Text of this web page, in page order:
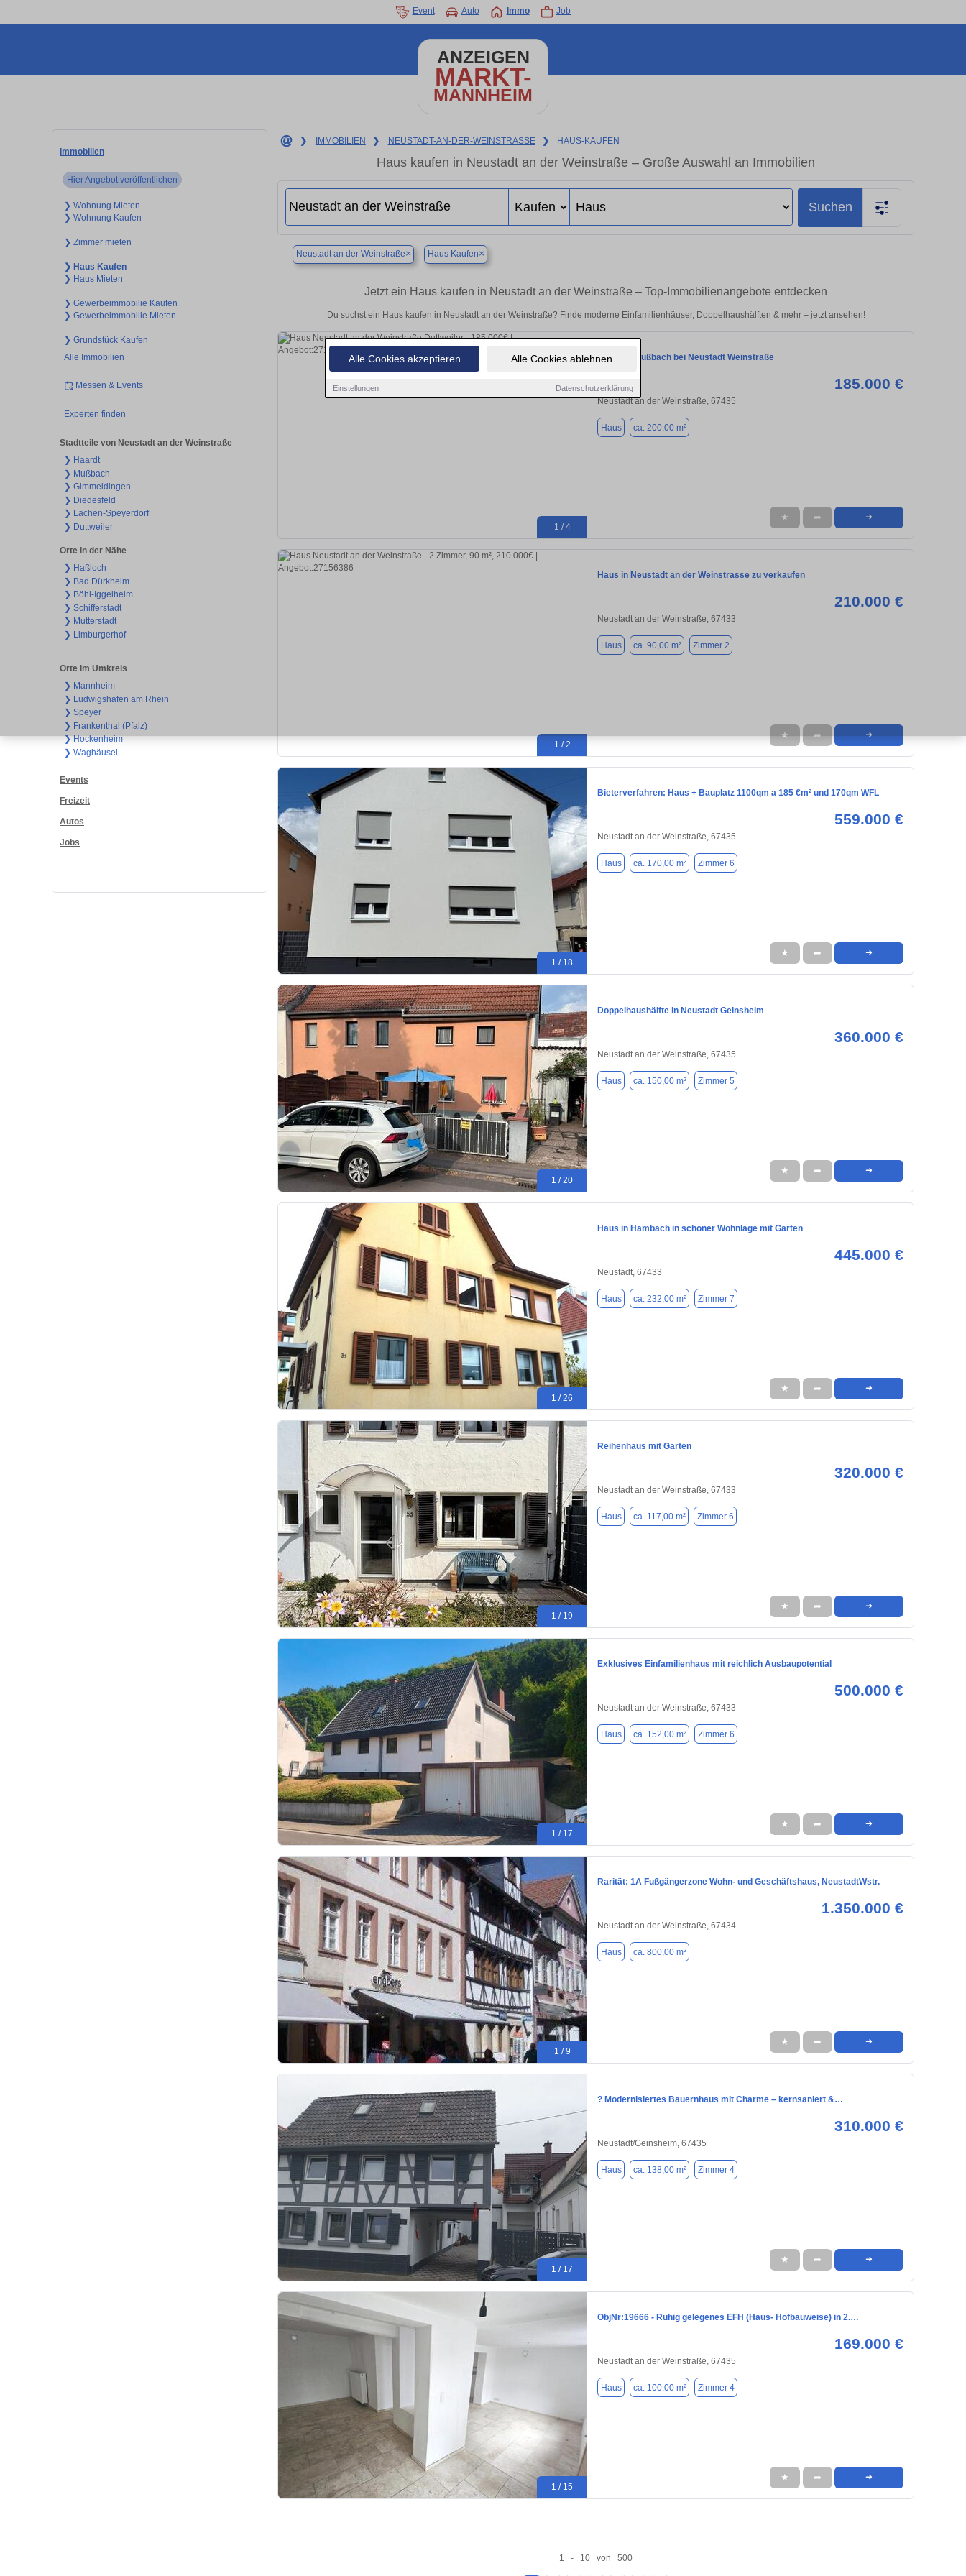
Alle Cookies akzeptieren Alle Cookies ablehnen
Einstellungen Datenschutzerklärung
Event Auto Immo Job
ANZEIGEN
MARKT-
MANNHEIM
Immobilien
Hier Angebot veröffentlichen
❯ Wohnung Mieten
❯ Wohnung Kaufen
❯ Zimmer mieten
❯ Haus Kaufen
❯ Haus Mieten
❯ Gewerbeimmobilie Kaufen
❯ Gewerbeimmobilie Mieten
❯ Grundstück Kaufen
Alle Immobilien
Messen & Events
Experten finden
Stadtteile von Neustadt an der Weinstraße
❯ Haardt
❯ Mußbach
❯ Gimmeldingen
❯ Diedesfeld
❯ Lachen-Speyerdorf
❯ Duttweiler
Orte in der Nähe
❯ Haßloch
❯ Bad Dürkheim
❯ Böhl-Iggelheim
❯ Schifferstadt
❯ Mutterstadt
❯ Limburgerhof
Orte im Umkreis
❯ Mannheim
❯ Ludwigshafen am Rhein
❯ Speyer
❯ Frankenthal (Pfalz)
❯ Hockenheim
❯ Waghäusel
Events
Freizeit
Autos
Jobs
❯ IMMOBILIEN ❯ NEUSTADT-AN-DER-WEINSTRASSE ❯ HAUS-KAUFEN
Haus kaufen in Neustadt an der Weinstraße – Große Auswahl an Immobilien
Suchen
Neustadt an der Weinstraße× Haus Kaufen×
Jetzt ein Haus kaufen in Neustadt an der Weinstraße – Top-Immobilienangebote entdecken
Du suchst ein Haus kaufen in Neustadt an der Weinstraße? Finde moderne Einfamilienhäuser, Doppelhaushälften & mehr – jetzt ansehen!
1 / 4
Bahnhof Mußbach bei Neustadt Weinstraße
185.000 €
Neustadt an der Weinstraße, 67435
Haus ca. 200,00 m²
★ ➦ ➜
1 / 2
Haus in Neustadt an der Weinstrasse zu verkaufen
210.000 €
Neustadt an der Weinstraße, 67433
Haus ca. 90,00 m² Zimmer 2
★ ➦ ➜
1 / 18
Bieterverfahren: Haus + Bauplatz 1100qm a 185 €m² und 170qm WFL
559.000 €
Neustadt an der Weinstraße, 67435
Haus ca. 170,00 m² Zimmer 6
★ ➦ ➜
1 / 20
Doppelhaushälfte in Neustadt Geinsheim
360.000 €
Neustadt an der Weinstraße, 67435
Haus ca. 150,00 m² Zimmer 5
★ ➦ ➜
1 / 26
Haus in Hambach in schöner Wohnlage mit Garten
445.000 €
Neustadt, 67433
Haus ca. 232,00 m² Zimmer 7
★ ➦ ➜
1 / 19
Reihenhaus mit Garten
320.000 €
Neustadt an der Weinstraße, 67433
Haus ca. 117,00 m² Zimmer 6
★ ➦ ➜
1 / 17
Exklusives Einfamilienhaus mit reichlich Ausbaupotential
500.000 €
Neustadt an der Weinstraße, 67433
Haus ca. 152,00 m² Zimmer 6
★ ➦ ➜
1 / 9
Rarität: 1A Fußgängerzone Wohn- und Geschäftshaus, NeustadtWstr.
1.350.000 €
Neustadt an der Weinstraße, 67434
Haus ca. 800,00 m²
★ ➦ ➜
1 / 17
? Modernisiertes Bauernhaus mit Charme – kernsaniert &…
310.000 €
Neustadt/Geinsheim, 67435
Haus ca. 138,00 m² Zimmer 4
★ ➦ ➜
1 / 15
ObjNr:19666 - Ruhig gelegenes EFH (Haus- Hofbauweise) in 2.…
169.000 €
Neustadt an der Weinstraße, 67435
Haus ca. 100,00 m² Zimmer 4
★ ➦ ➜
1 - 10 von 500